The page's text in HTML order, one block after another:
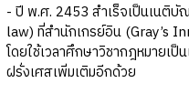
- ปี พ.ศ. 2453 สำเร็จเป็นเนติ
law) ที่สำนักเกรย์อิน (Gray’s
โดยใช้เวลาศึกษาวิชากฎหมายเ
ฝรั่งเศสเพิ่มเติมอีกด้วย